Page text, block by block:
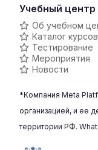
Учебный центр
Об учебном
Каталог курсов
Тестирование
Мероприятия
Новости
*Компания Meta
организацией, и ее
территории РФ.